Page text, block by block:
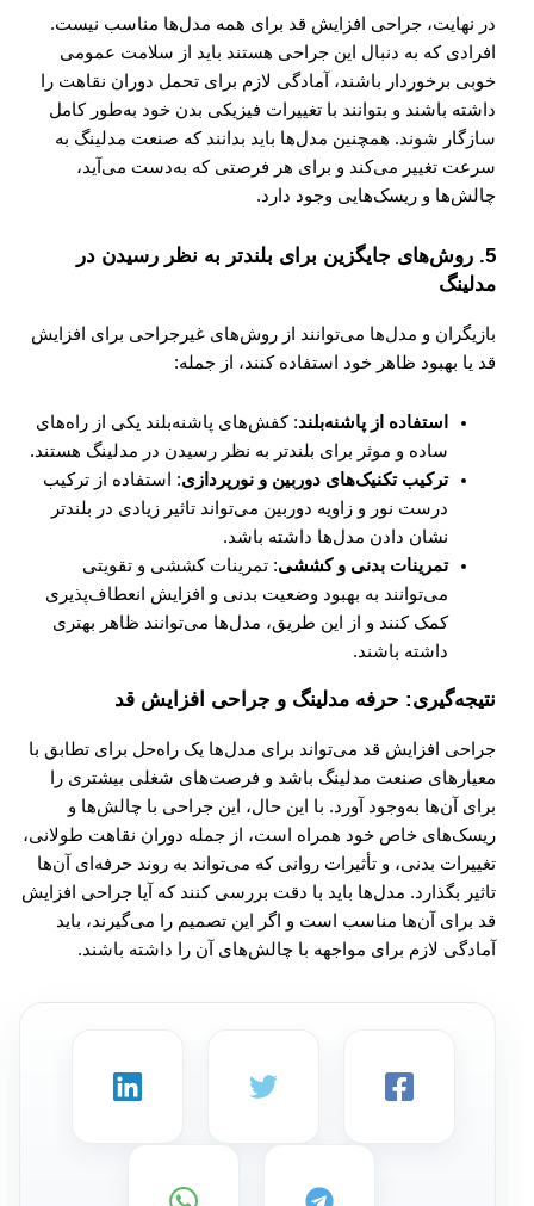
در نهایت، جراحی افزایش قد برای همه مدل‌ها مناسب نیست.
افرادی که به دنبال این جراحی هستند باید از سلامت عمومی
خوبی برخوردار باشند، آمادگی لازم برای تحمل دوران نقاهت را
داشته باشند و بتوانند با تغییرات فیزیکی بدن خود به‌طور کامل
سازگار شوند. همچنین مدل‌ها باید بدانند که صنعت مدلینگ به
سرعت تغییر می‌کند و برای هر فرصتی که به‌دست می‌آید،
چالش‌ها و ریسک‌هایی وجود دارد.
5. روش‌های جایگزین برای بلندتر به نظر رسیدن در
مدلینگ
بازیگران و مدل‌ها می‌توانند از روش‌های غیرجراحی برای افزایش
قد یا بهبود ظاهر خود استفاده کنند، از جمله:
استفاده از پاشنه‌بلند: کفش‌های پاشنه‌بلند یکی از راه‌های
ساده و موثر برای بلندتر به نظر رسیدن در مدلینگ هستند.
ترکیب تکنیک‌های دوربین و نورپردازی: استفاده از ترکیب
درست نور و زاویه دوربین می‌تواند تاثیر زیادی در بلندتر
نشان دادن مدل‌ها داشته باشد.
تمرینات بدنی و کششی: تمرینات کششی و تقویتی
می‌توانند به بهبود وضعیت بدنی و افزایش انعطاف‌پذیری
کمک کنند و از این طریق، مدل‌ها می‌توانند ظاهر بهتری
داشته باشند.
نتیجه‌گیری: حرفه مدلینگ و جراحی افزایش قد
جراحی افزایش قد می‌تواند برای مدل‌ها یک راه‌حل برای تطابق با
معیارهای صنعت مدلینگ باشد و فرصت‌های شغلی بیشتری را
برای آن‌ها به‌وجود آورد. با این حال، این جراحی با چالش‌ها و
ریسک‌های خاص خود همراه است، از جمله دوران نقاهت طولانی،
تغییرات بدنی، و تأثیرات روانی که می‌تواند به روند حرفه‌ای آن‌ها
تاثیر بگذارد. مدل‌ها باید با دقت بررسی کنند که آیا جراحی افزایش
قد برای آن‌ها مناسب است و اگر این تصمیم را می‌گیرند، باید
آمادگی لازم برای مواجهه با چالش‌های آن را داشته باشند.